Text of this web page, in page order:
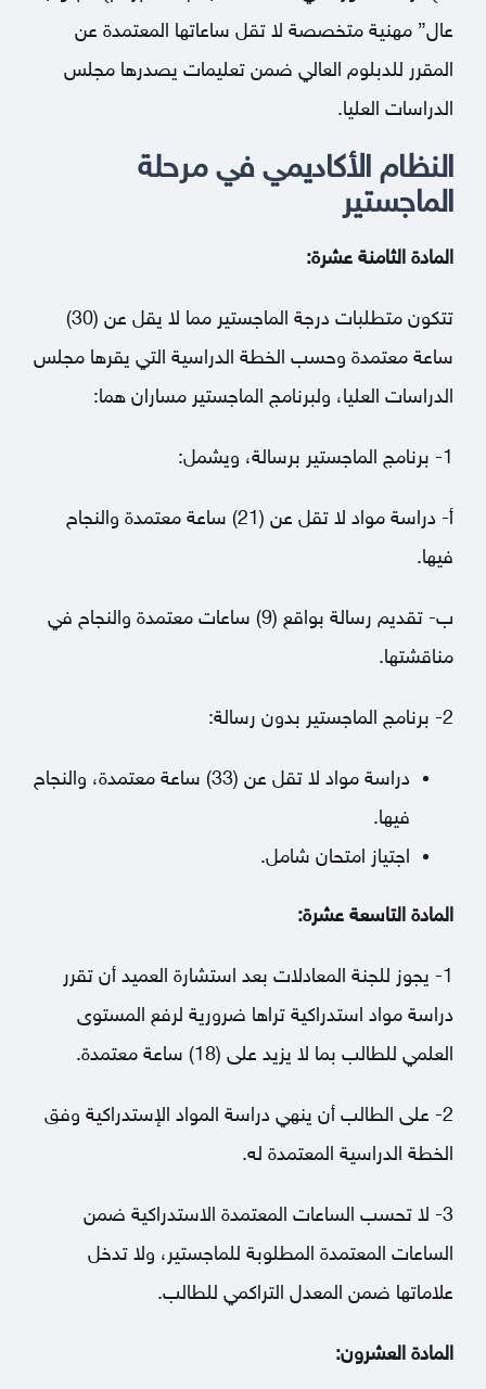
عال” مهنية متخصصة لا تقل ساعاتها المعتمدة عن
المقرر للدبلوم العالي ضمن تعليمات يصدرها مجلس
الدراسات العليا.
النظام الأكاديمي في مرحلة
الماجستير
المادة الثامنة عشرة:
تتكون متطلبات درجة الماجستير مما لا يقل عن (30)
ساعة معتمدة وحسب الخطة الدراسية التي يقرها مجلس
الدراسات العليا، ولبرنامج الماجستير مساران هما:
1- برنامج الماجستير برسالة، ويشمل:
أ- دراسة مواد لا تقل عن (21) ساعة معتمدة والنجاح
فيها.
ب- تقديم رسالة بواقع (9) ساعات معتمدة والنجاح في
مناقشتها.
2- برنامج الماجستير بدون رسالة:
دراسة مواد لا تقل عن (33) ساعة معتمدة، والنجاح
فيها.
اجتياز امتحان شامل.
المادة التاسعة عشرة:
1- يجوز للجنة المعادلات بعد استشارة العميد أن تقرر
دراسة مواد استدراكية تراها ضرورية لرفع المستوى
العلمي للطالب بما لا يزيد على (18) ساعة معتمدة.
2- على الطالب أن ينهي دراسة المواد الإستدراكية وفق
الخطة الدراسية المعتمدة له.
3- لا تحسب الساعات المعتمدة الاستدراكية ضمن
الساعات المعتمدة المطلوبة للماجستير، ولا تدخل
علاماتها ضمن المعدل التراكمي للطالب.
المادة العشرون: